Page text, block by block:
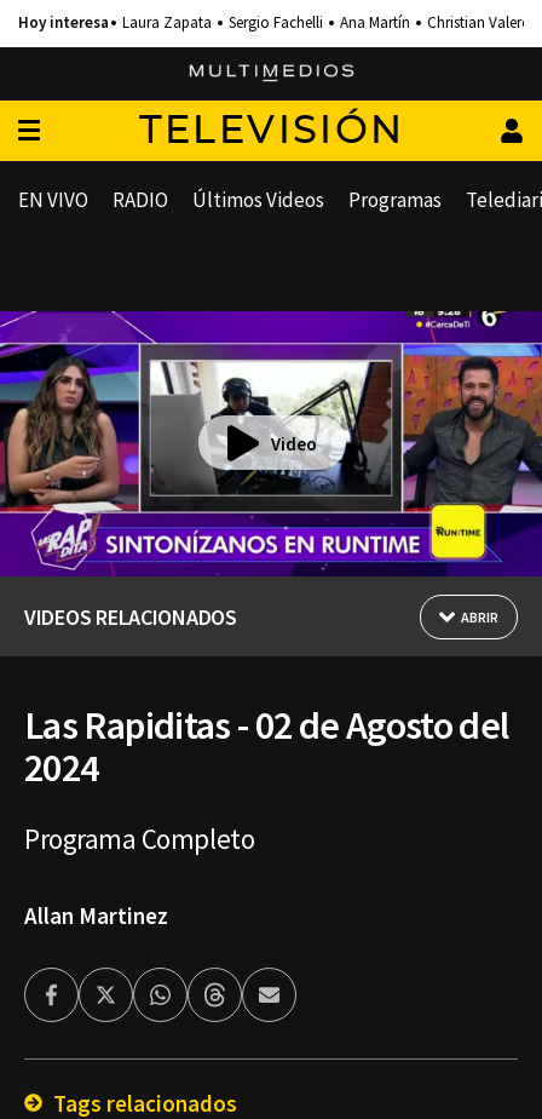
Laura Zapata Sergio Fachelli Ana Martín Christian Valero
TELEVISIÓN
EN VIVO RADIO Últimos Videos Programas
Video
VIDEOS RELACIONADOS ABRIR
Las Rapiditas - 02 de Agosto del
2024
Programa Completo
Allan Martinez
FacebookTwitterWhatsappThreadsEnviar
por
Tags relacionados